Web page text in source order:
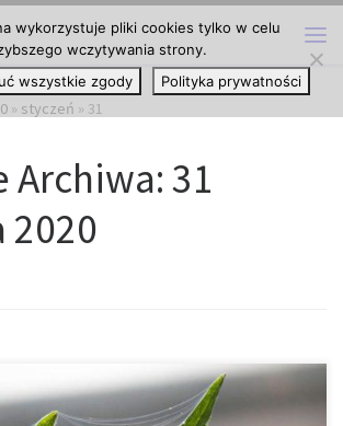
» styczeń » 31
Archiwa:31
2020
wykorzystuje pliki cookies tylko w celu
wczytywania strony.
wszystkie zgody Polityka prywatności